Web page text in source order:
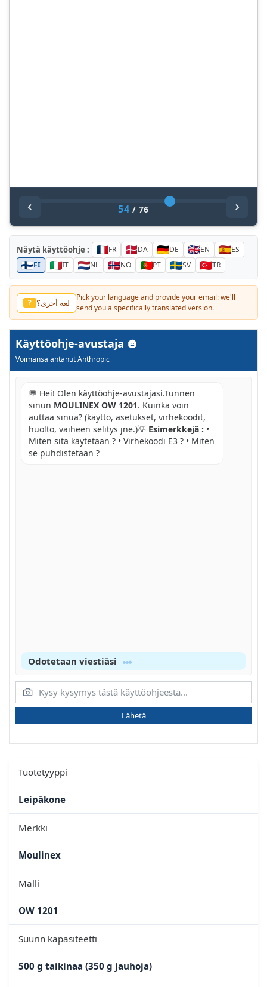
54 / 76
Näytä käyttöohje : FR DA DE EN
ES
FI
IT NL NO PT SV TR
? لغة أخرى؟
Pick your language and provide your email: we'll
send you a specifically translated version.
Käyttöohje-avustaja
Voimansa antanut Anthropic
💬 Hei! Olen käyttöohje-avustajasi.Tunnen
sinun MOULINEX OW 1201. Kuinka voin
auttaa sinua? (käyttö, asetukset, virhekoodit,
huolto, vaiheen selitys jne.)💡 Esimerkkejä : •
Miten sitä käytetään ? • Virhekoodi E3 ? • Miten
se puhdistetaan ?
Odotetaan viestiäsi
Lähetä
Tuotetyyppi
Leipäkone
Merkki
Moulinex
Malli
OW 1201
Suurin kapasiteetti
500 g taikinaa (350 g jauhoja)